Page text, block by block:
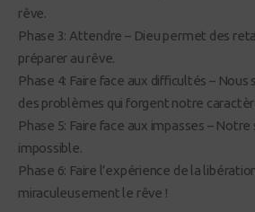
rêve.
Phase 3: Attendre – Dieu permet des
préparer au rêve.
Phase 4: Faire face aux difficultés –
des problèmes qui forgent notre
Phase 5: Faire face aux impasses –
impossible.
Phase 6: Faire l’expérience de la
miraculeusement le rêve !